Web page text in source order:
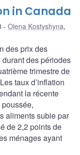
in Canada
Olena Kostyshyna,
des prix des
des périodes
trimestre de
taux d’inflation
la récente
aliments subie par
de 2,2 points de
ménages ayant